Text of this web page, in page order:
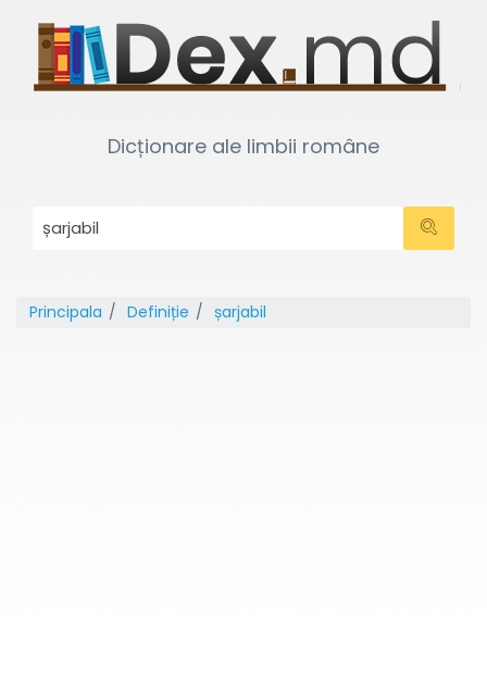
Dicționare ale limbii române
Principala Definiție șarjabil